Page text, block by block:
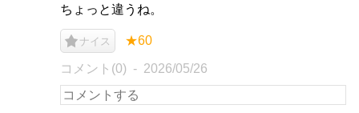
ちょっと違うね。
ナイス ★60
コメント(0) 2026/05/26